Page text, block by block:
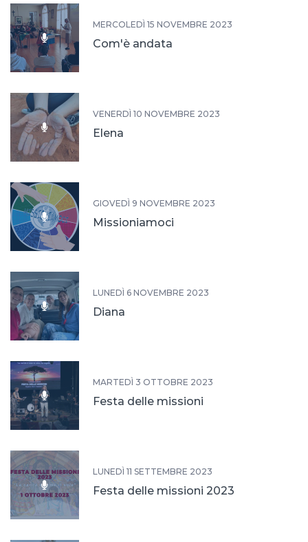
MERCOLEDÌ 15 NOVEMBRE 2023
Com'è andata
VENERDÌ 10 NOVEMBRE 2023
Elena
GIOVEDÌ 9 NOVEMBRE 2023
Missioniamoci
LUNEDÌ 6 NOVEMBRE 2023
Diana
MARTEDÌ 3 OTTOBRE 2023
Festa delle missioni
LUNEDÌ 11 SETTEMBRE 2023
Festa delle missioni 2023